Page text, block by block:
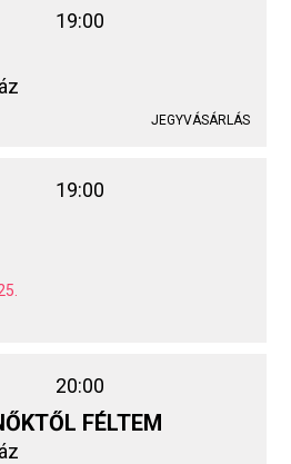
19:00
JEGYVÁSÁRLÁS
19:00
20:00
FÉLTEM